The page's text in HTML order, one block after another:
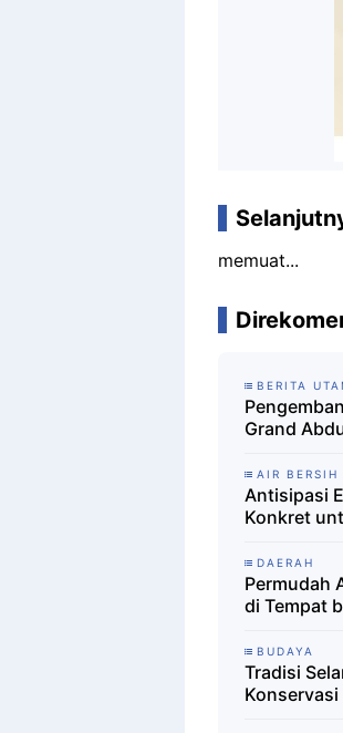
memuat...
BERITA
Grand
AIR BERSIH
Antisipasi
Konkret
DAERAH
Permudah
di Tempat
BUDAYA
Tradisi
Konservasi